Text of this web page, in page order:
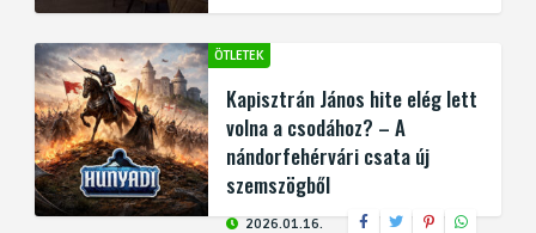
ÖTLETEK
Kapisztrán János hite elég lett
volna a csodához? – A
nándorfehérvári csata új
szemszögből
2026.01.16.